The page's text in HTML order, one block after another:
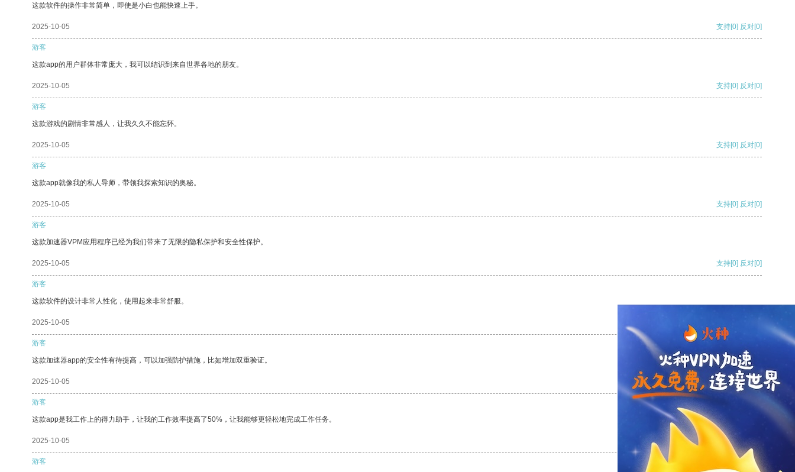
这款软件的操作非常简单，即使是小白也能快速上手。
2025-10-05 支持[0] 反对[0]
游客
这款app的用户群体非常庞大，我可以结识到来自世界各地的朋友。
2025-10-05 支持[0] 反对[0]
游客
这款游戏的剧情非常感人，让我久久不能忘怀。
2025-10-05 支持[0] 反对[0]
游客
这款app就像我的私人导师，带领我探索知识的奥秘。
2025-10-05 支持[0] 反对[0]
游客
这款加速器VPM应用程序已经为我们带来了无限的隐私保护和安全性保护。
2025-10-05 支持[0] 反对[0]
游客
这款软件的设计非常人性化，使用起来非常舒服。
2025-10-05
游客
这款加速器app的安全性有待提高，可以加强防护措施，比如增加双重验证。
2025-10-05 支持 [0] 反对[0]
游客
这款app是我工作上的得力助手，让我的工作效率提高了50%，让我能够更轻松地完成工作任务。
2025-10-05 支持[0] 反对
游客